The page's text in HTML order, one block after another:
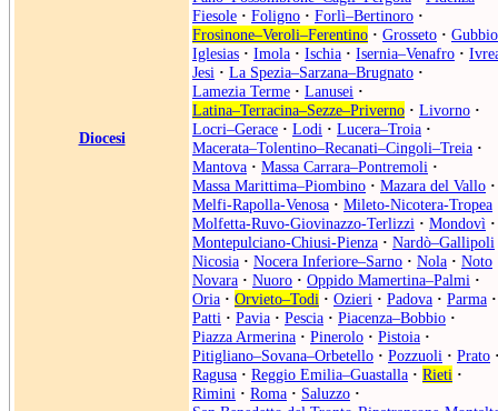
Diocesi
Fiesole · Foligno · Forlì–Bertinoro ·
Frosinone–Veroli–Ferentino · Grosseto · Gubbio
Iglesias · Imola · Ischia · Isernia–Venafro ·
Jesi · La Spezia–Sarzana–Brugnato ·
Lamezia Terme · Lanusei ·
Latina–Terracina–Sezze–Priverno · Livorno ·
Locri–Gerace · Lodi · Lucera–Troia ·
Macerata–Tolentino–Recanati–Cingoli–Treia ·
Mantova · Massa Carrara–Pontremoli ·
Massa Marittima–Piombino · Mazara del Vallo ·
Melfi-Rapolla-Venosa · Mileto-Nicotera-Tropea
Molfetta-Ruvo-Giovinazzo-Terlizzi · Mondovì ·
Montepulciano-Chiusi-Pienza · Nardò–Gallipoli
Nicosia · Nocera Inferiore–Sarno · Nola · Noto
Novara · Nuoro · Oppido Mamertina–Palmi ·
Oria · Orvieto–Todi · Ozieri · Padova · Parma ·
Patti · Pavia · Pescia · Piacenza–Bobbio ·
Piazza Armerina · Pinerolo · Pistoia ·
Pitigliano–Sovana–Orbetello · Pozzuoli · Prato
Ragusa · Reggio Emilia–Guastalla · Rieti ·
Rimini · Roma · Saluzzo ·